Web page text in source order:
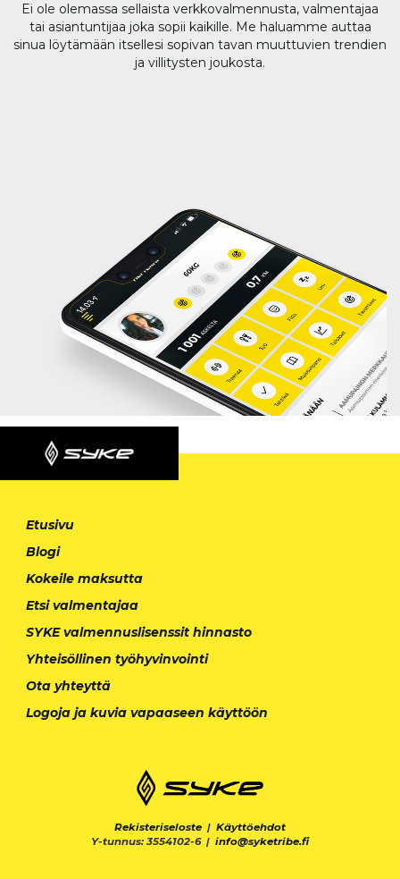
Ei ole olemassa sellaista verkkovalmennusta, valmentajaa
tai asiantuntijaa joka sopii kaikille. Me haluamme auttaa
sinua löytämään itsellesi sopivan tavan muuttuvien trendien
ja villitysten joukosta.
Etusivu
Blogi
Kokeile maksutta
Etsi valmentajaa
SYKE valmennuslisenssit hinnasto
Yhteisöllinen työhyvinvointi
Ota yhteyttä
Logoja ja kuvia vapaaseen käyttöön
Rekisteriseloste | Käyttöehdot
Y-tunnus: 3554102-6 | info@syketribe.fi